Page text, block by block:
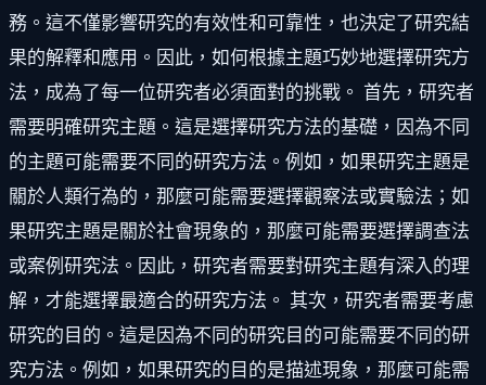
務。這不僅影響研究的有效性和可靠性，也決定了研究結
果的解釋和應用。因此，如何根據主題巧妙地選擇研究方
法，成為了每一位研究者必須面對的挑戰。 首先，研究者
需要明確研究主題。這是選擇研究方法的基礎，因為不同
的主題可能需要不同的研究方法。例如，如果研究主題是
關於人類行為的，那麼可能需要選擇觀察法或實驗法；如
果研究主題是關於社會現象的，那麼可能需要選擇調查法
或案例研究法。因此，研究者需要對研究主題有深入的理
解，才能選擇最適合的研究方法。 其次，研究者需要考慮
研究的目的。這是因為不同的研究目的可能需要不同的研
究方法。例如，如果研究的目的是描述現象，那麼可能需